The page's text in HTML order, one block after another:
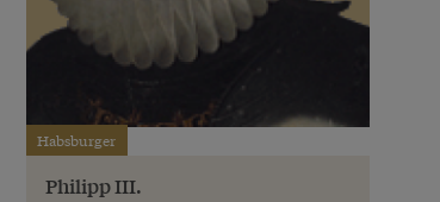
Habsburger
Philipp III.